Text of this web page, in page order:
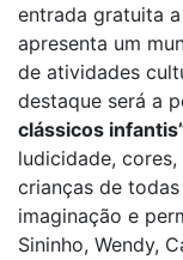
entrada gratuita
apresenta um
de atividades
destaque será a
clássicos
ludicidade,
crianças de
imaginação e
Sininho, Wendy,